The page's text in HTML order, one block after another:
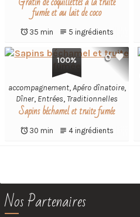
fumée et au lait de coco
35 min 5 ingrédients
100% 0
accompagnement,Apéro dînatoire,
Dîner, Entrées,Traditionnelles
Sapins béchamel et truite fumée
30 min 4 ingrédients
page
Nos Partenaires